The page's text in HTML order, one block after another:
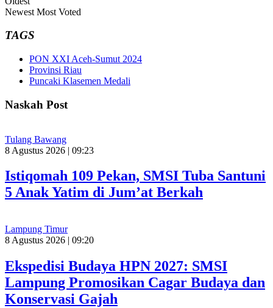
Newest Most Voted
TAGS
PON XXI Aceh-Sumut 2024
Provinsi Riau
Puncaki Klasemen Medali
Naskah Post
Tulang Bawang
8 Agustus 2026 | 09:23
Istiqomah 109 Pekan, SMSI Tuba Santuni
5 Anak Yatim di Jum’at Berkah
Lampung Timur
8 Agustus 2026 | 09:20
Ekspedisi Budaya HPN 2027: SMSI
Lampung Promosikan Cagar Budaya dan
Konservasi Gajah